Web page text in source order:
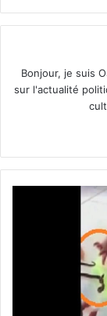
Bonjour, je suis
sur l'actualité